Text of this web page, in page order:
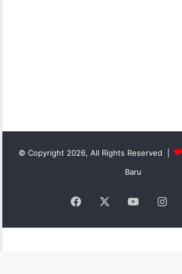
© Copyright 2026, All Rights Reserved |
Baru
Facebook YouTube